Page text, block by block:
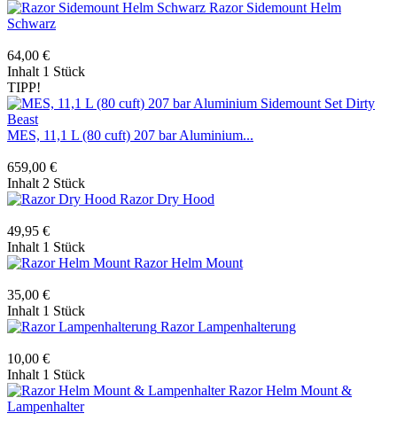
Razor Sidemount Helm
Schwarz
64,00 €
Inhalt 1 Stück
TIPP!
MES, 11,1 L (80 cuft) 207 bar Aluminium...
659,00 €
Inhalt 2 Stück
Razor Dry Hood
49,95 €
Inhalt 1 Stück
Razor Helm Mount
35,00 €
Inhalt 1 Stück
Razor Lampenhalterung
10,00 €
Inhalt 1 Stück
Razor Helm Mount &
Lampenhalter